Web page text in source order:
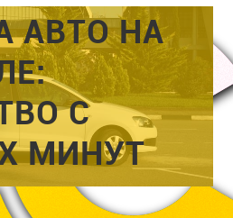
АВТО НА
С
МИНУТ